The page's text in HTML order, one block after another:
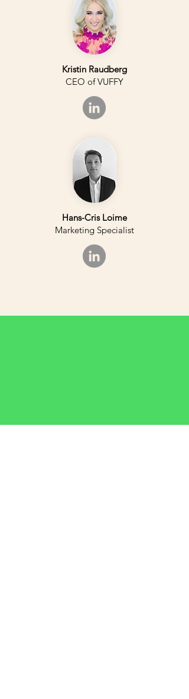
Hans-Cris Loime
Marketing Specialist
Kristin Raudberg
CEO of VUFFY